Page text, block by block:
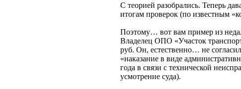
С теорией разобрались. Теперь
итогам проверок (по известным
Поэтому… вот вам пример из
Владелец ОПО «Участок
руб. Он, естественно… не
«наказание в виде
года в связи с технической
усмотрение суда).